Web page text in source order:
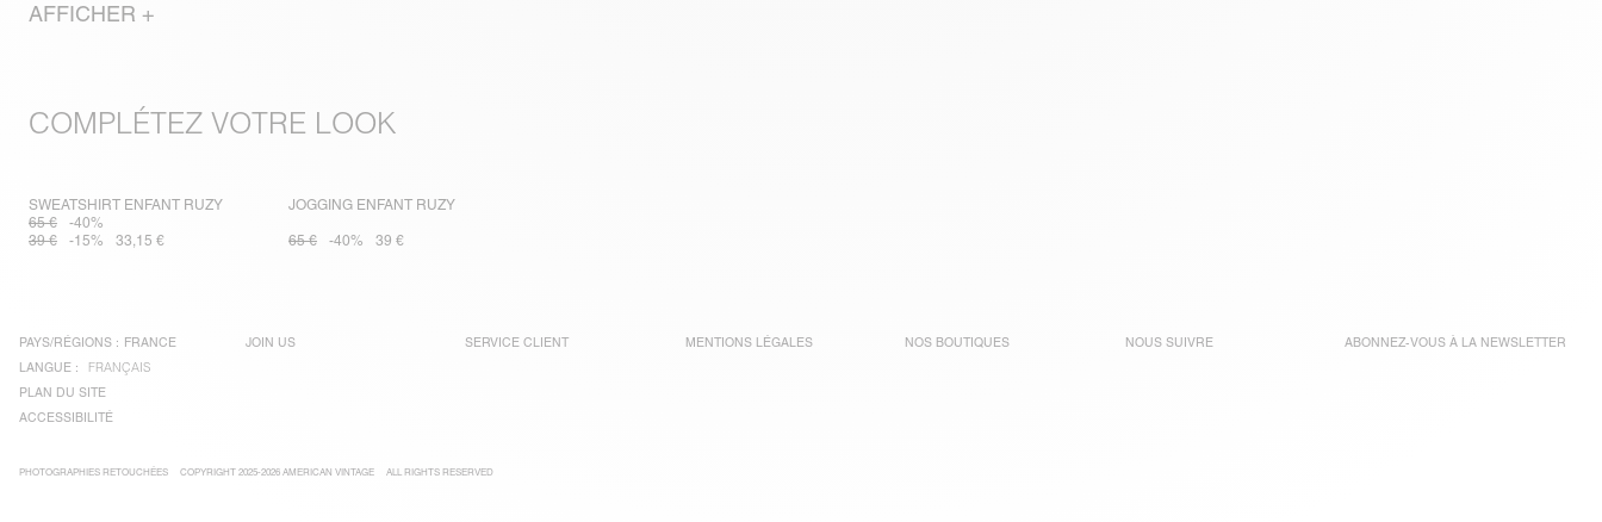
AFFICHER +
COMPLÉTEZ VOTRE LOOK
SWEATSHIRT ENFANT RUZY
65 €
-40%
39 €
-15% 33,15 €
JOGGING ENFANT RUZY
65 € -40% 39 €
PAYS/RÉGIONS : FRANCE
LANGUE :
FRANÇAIS
PLAN DU SITE
ACCESSIBILITÉ
JOIN US SERVICE CLIENT MENTIONS LÉGALES NOS BOUTIQUES NOUS SUIVRE ABONNEZ-VOUS À LA NEWSLETTER
PHOTOGRAPHIES RETOUCHÉES COPYRIGHT 2025-2026 AMERICAN VINTAGE ALL RIGHTS RESERVED